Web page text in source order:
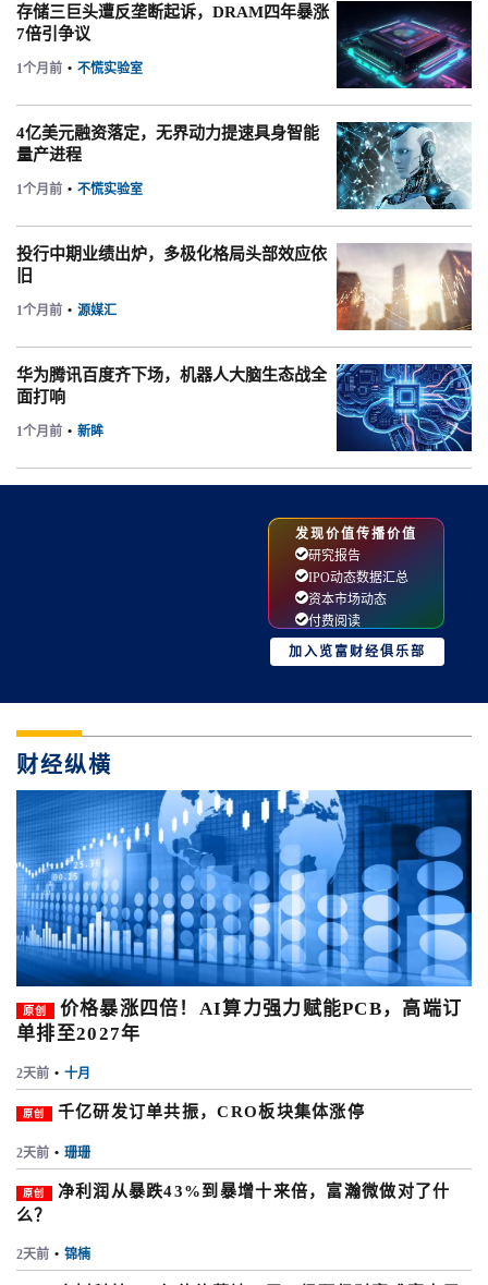
存储三巨头遭反垄断起诉，DRAM四年暴涨
7倍引争议
1个月前 • 不慌实验室
4亿美元融资落定，无界动力提速具身智能
量产进程
1个月前 • 不慌实验室
投行中期业绩出炉，多极化格局头部效应依
旧
1个月前 • 源媒汇
华为腾讯百度齐下场，机器人大脑生态战全
面打响
1个月前 • 新眸
发现价值传播价值
研究报告
IPO动态数据汇总
资本市场动态
付费阅读
加入览富财经俱乐部
财经纵横
原创
价格暴涨四倍！AI算力强力赋能PCB，高端订
单排至2027年
2天前 • 十月
原创 千亿研发订单共振，CRO板块集体涨停
2天前 • 珊珊
原创
净利润从暴跌43%到暴增十来倍，富瀚微做对了什
么？
2天前 • 锦楠